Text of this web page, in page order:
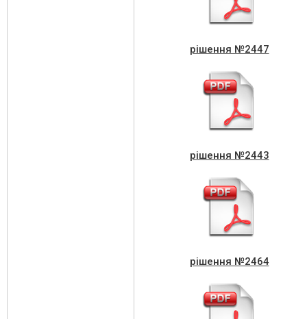
рішення №2447
рішення №2443
рішення №2464